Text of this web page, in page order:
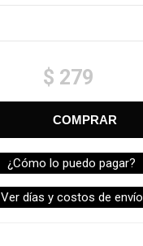
$ 279
¿Cómo lo puedo pagar?
Ver días y costos de envío